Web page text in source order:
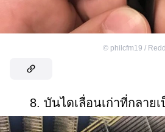
© philcfm19 /
8. บันไดเลื่อนเก่าที่กลาย